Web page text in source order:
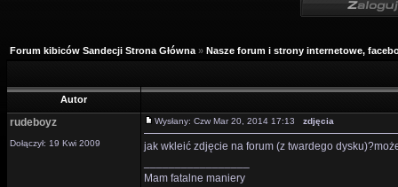
Forum kibiców Sandecji Strona Główna » Nasze forum i strony internetowe,
Autor
rudeboyz
Dołączył: 19 Kwi 2009
Wysłany: Czw Mar 20, 2014 17:13 zdjęcia
jak wkleić zdjęcie na forum (z twardego
Mam fatalne maniery